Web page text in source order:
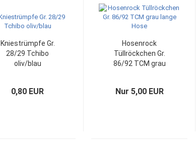
Kniestrümpfe Gr.
28/29 Tchibo
oliv/blau
0,80 EUR
Hosenrock
Tüllröckchen Gr.
86/92 TCM grau
Nur 5,00 EUR